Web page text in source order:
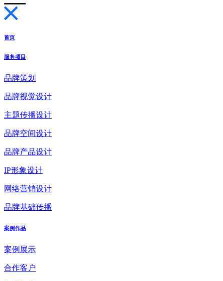
首页
服务项目
品牌策划
品牌视觉设计
主题传播设计
品牌空间设计
品牌产品设计
IP形象设计
网络营销设计
品牌基础传播
案例作品
案例展示
合作客户